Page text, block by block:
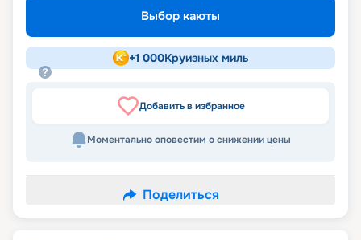
Выбор каюты
+1 000Круизных миль
Добавить в избранное
Моментально оповестим о снижении цены
Поделиться